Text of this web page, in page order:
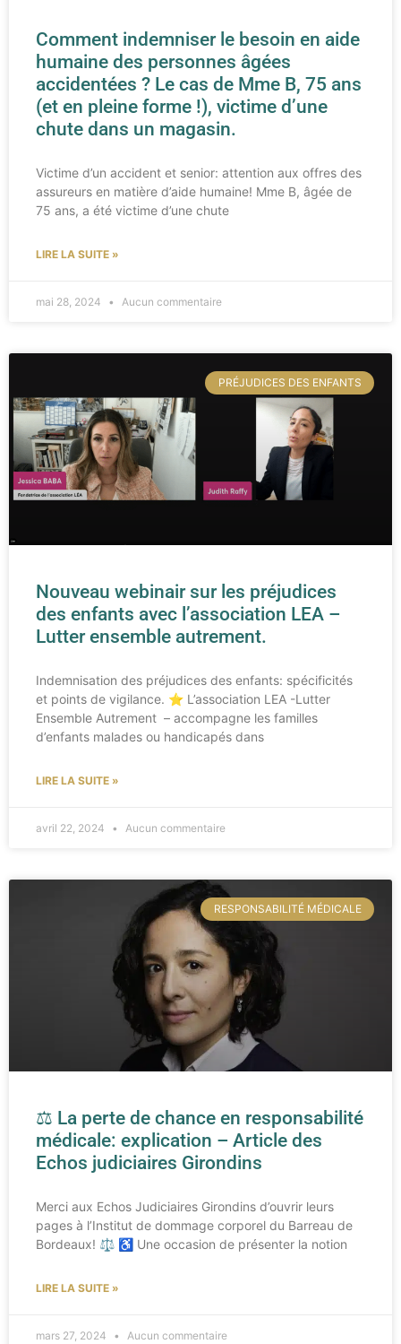
Comment indemniser le besoin en aide
humaine des personnes âgées
accidentées ? Le cas de Mme B, 75 ans
(et en pleine forme !), victime d’une
chute dans un magasin.
Victime d’un accident et senior: attention aux offres des
assureurs en matière d’aide humaine! Mme B, âgée de
75 ans, a été victime d’une chute
LIRE LA SUITE »
mai 28, 2024 Aucun commentaire
PRÉJUDICES DES ENFANTS
Nouveau webinair sur les préjudices
des enfants avec l’association LEA –
Lutter ensemble autrement.
Indemnisation des préjudices des enfants: spécificités
et points de vigilance. ⭐ L’association LEA -Lutter
Ensemble Autrement – accompagne les familles
d’enfants malades ou handicapés dans
LIRE LA SUITE »
avril 22, 2024 Aucun commentaire
RESPONSABILITÉ MÉDICALE
⚖ La perte de chance en responsabilité
médicale: explication – Article des
Echos judiciaires Girondins
Merci aux Echos Judiciaires Girondins d’ouvrir leurs
pages à l’Institut de dommage corporel du Barreau de
Bordeaux! ⚖ ♿ Une occasion de présenter la notion
LIRE LA SUITE »
mars 27, 2024 Aucun commentaire